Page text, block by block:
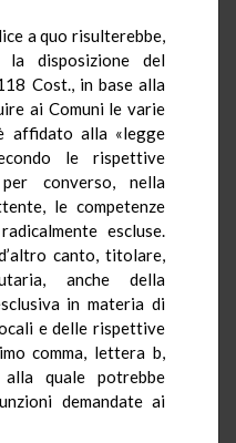
a quo risulterebbe,
la disposizione del
Cost., in base alla
ai Comuni le varie
affidato alla «legge
le rispettive
per converso, nella
le competenze
escluse.
canto, titolare,
anche della
in materia di
e delle rispettive
comma, lettera b,
quale potrebbe
demandate ai